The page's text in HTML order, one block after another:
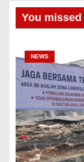
You missed
NEWS